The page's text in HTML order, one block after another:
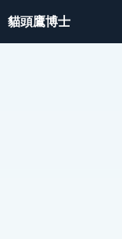
貓頭鷹博士